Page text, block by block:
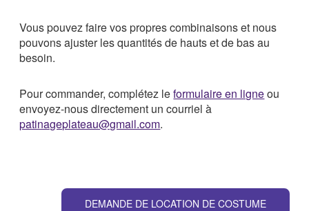
Vous pouvez faire vos propres combinaisons et nous
pouvons ajuster les quantités de hauts et de bas au
besoin.
Pour commander, complétez leformulaire en ligneou
envoyez-nous directement un courriel à
patinageplateau@gmail.com.
DEMANDE DE LOCATION DE COSTUME